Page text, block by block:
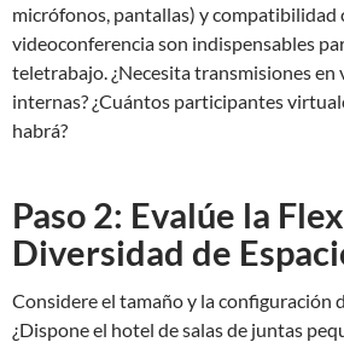
micrófonos, pantallas) y compatibilidad
videoconferencia son indispensables
teletrabajo. ¿Necesita transmisiones en
internas? ¿Cuántos participantes
habrá?
Paso 2: Evalúe la
Diversidad de
Considere el tamaño y la configuración
¿Dispone el hotel de salas de juntas